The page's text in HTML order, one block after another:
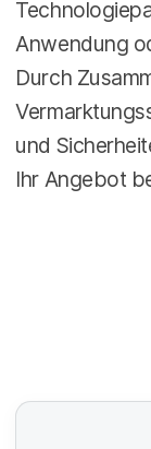
Anwendung
Durch
und
Ihr Angebot